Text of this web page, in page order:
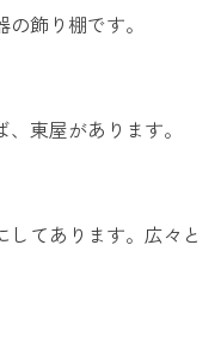
飾り棚です。
東屋があります。
てあります。広々と